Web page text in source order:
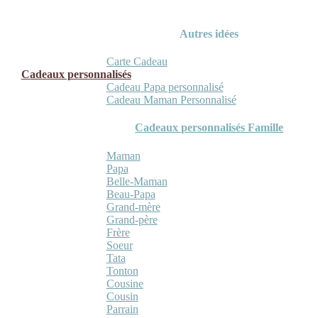
Autres idées
Carte Cadeau
Cadeaux personnalisés
Cadeau Papa personnalisé
Cadeau Maman Personnalisé
Cadeaux personnalisés Famille
Maman
Papa
Belle-Maman
Beau-Papa
Grand-mère
Grand-père
Frère
Soeur
Tata
Tonton
Cousine
Cousin
Parrain